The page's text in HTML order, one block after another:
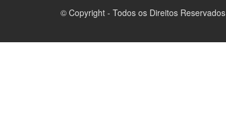
© Copyright - Todos os Direitos Reservados